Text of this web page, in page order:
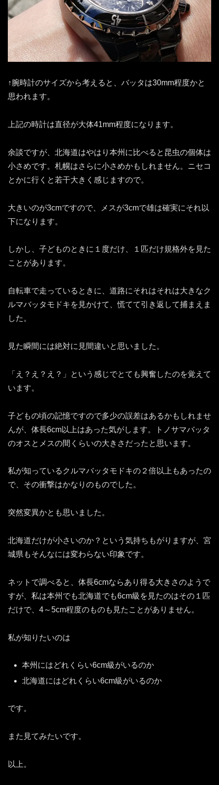
↑腕時計のサイズから考えると、バッタは30mm程度かと
思われます。
上記の時計は直径が大体41mm程度になります。
余談ですが、北海道はやはり本州に比べると昆虫の個体は
小さめです。札幌はさらに小さめかもしれません。ニセコ
とかに行くと若干大きく感じますので。
大きいのが3cmですので、メスが3cmで雄は確実にそれ以
下になります。
しかし、子どものときに１度だけ、１匹だけ規格外を見た
ことがあります。
自転車で走っているときに、道路にそれはそれは大きなク
ルマバッタモドキを見かけて、慌てて引き返して捕まえま
した。
見た瞬間には絶対に見間違いと思いました。
「え？え？え？」という感じでとても興奮したのを覚えて
います。
子どもの頃の記憶ですので多少の誤差はあるかもしれませ
んが、体長6cm以上はあった気がします。トノサマバッタ
のオスとメスの間くらいの大きさだったと思います。
私が知っているクルマバッタモドキの２倍以上もあったの
で、その衝撃はかなりのものでした。
突然変異かとも思いました。
北海道だけが小さいのか？という気持ちもがりますが、宮
城県もそんなには変わらない印象です。
ネットで調べると、体長6cmならあり得る大きさのようで
すが、私は本州でも北海道でも6cm級を見たのはその１匹
だけで、4～5cm程度のものも見たことがありません。
私が知りたいのは
本州にはどれくらい6cm級がいるのか
北海道にはどれくらい6cm級がいるのか
です。
また見てみたいです。
以上。